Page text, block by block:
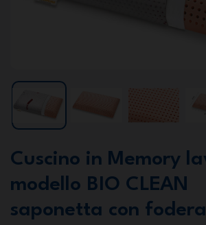
Cuscino in Memory
modello BIO CLEAN
saponetta con